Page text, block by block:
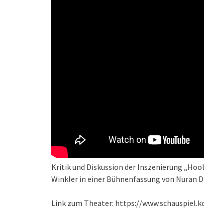
Kritik und Diskussion der Inszenierung
Winkler in einer Bühnenfassung von Nuran
Link zum Theater: https://